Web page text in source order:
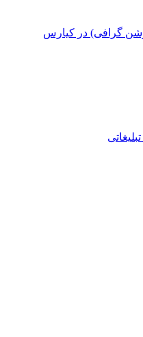
گرافی) در کیارس